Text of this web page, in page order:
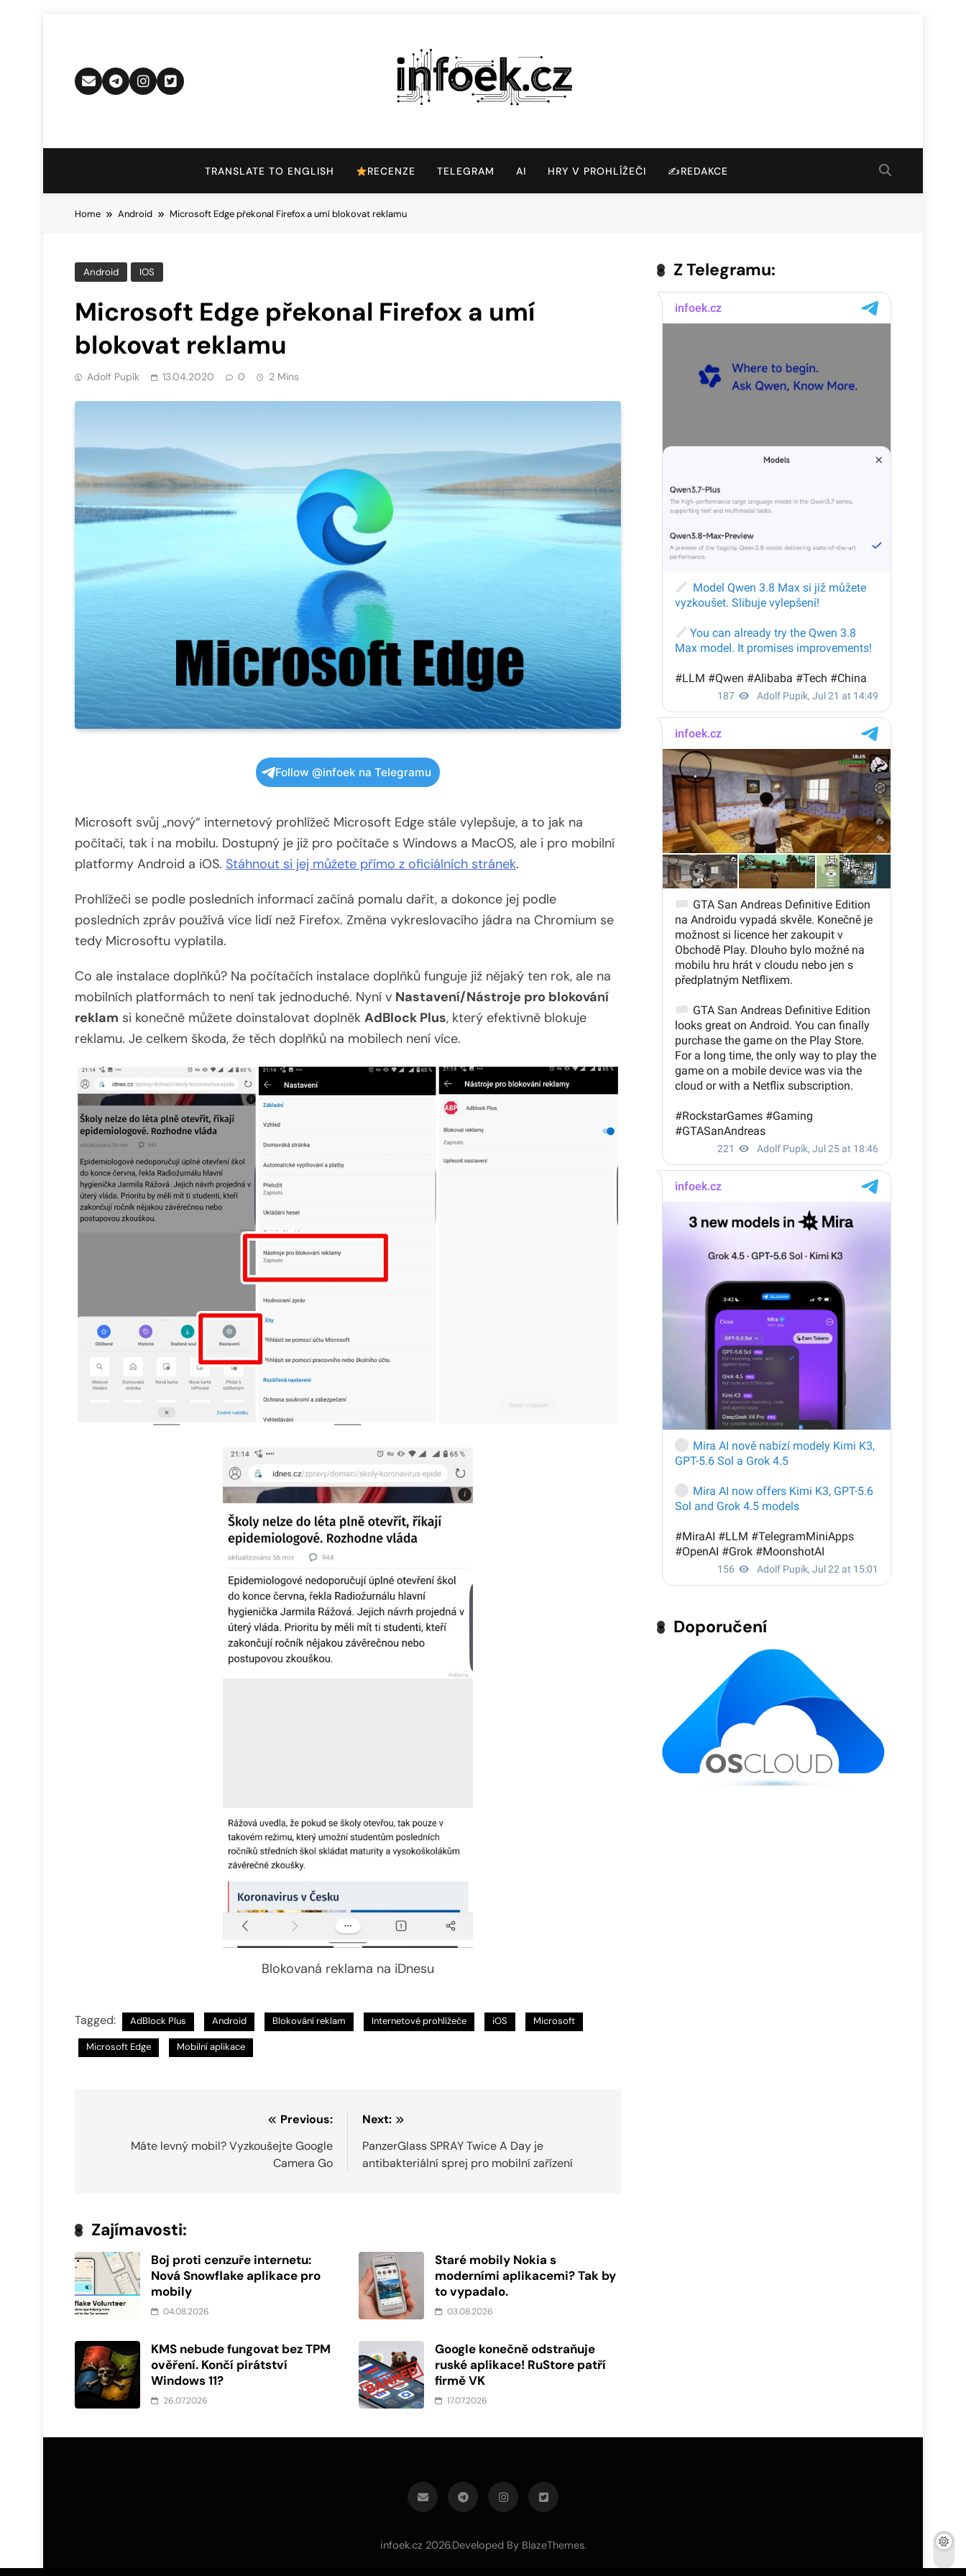
Infoek.cz
TRANSLATE TO ENGLISH RECENZE TELEGRAM AI HRY V PROHLÍŽEČI ✍️REDAKCE
Home Android Microsoft Edge překonal Firefox a umí blokovat reklamu
Android IOS
Microsoft Edge překonal Firefox a umí
blokovat reklamu
Adolf Pupík 13.04.2020 0 2 Mins
Follow @infoek na Telegramu
Microsoft svůj „nový“ internetový prohlížeč Microsoft Edge stále vylepšuje, a to jak na
počítači, tak i na mobilu. Dostupný je již pro počítače s Windows a MacOS, ale i pro mobilní
platformy Android a iOS. Stáhnout si jej můžete přímo z oficiálních stránek.
Prohlížeči se podle posledních informací začíná pomalu dařit, a dokonce jej podle
posledních zpráv používá více lidí než Firefox. Změna vykreslovacího jádra na Chromium se
tedy Microsoftu vyplatila.
Co ale instalace doplňků? Na počítačích instalace doplňků funguje již nějaký ten rok, ale na
mobilních platformách to není tak jednoduché. Nyní v Nastavení/Nástroje pro blokování
reklam si konečně můžete doinstalovat doplněk AdBlock Plus, který efektivně blokuje
reklamu. Je celkem škoda, že těch doplňků na mobilech není více.
Blokovaná reklama na iDnesu
Tagged: AdBlock Plus Android Blokování reklam Internetové prohlížeče iOS Microsoft
Microsoft Edge Mobilní aplikace
Previous:
Máte levný mobil? Vyzkoušejte Google
Camera Go
Next:
PanzerGlass SPRAY Twice A Day je
antibakteriální sprej pro mobilní zařízení
Zajímavosti:
Boj proti cenzuře internetu:
Nová Snowflake aplikace pro
mobily
04.08.2026
Staré mobily Nokia s
moderními aplikacemi? Tak by
to vypadalo.
03.08.2026
KMS nebude fungovat bez TPM
ověření. Končí pirátství
Windows 11?
26.07.2026
Google konečně odstraňuje
ruské aplikace! RuStore patří
firmě VK
17.07.2026
Z Telegramu:
Doporučení
infoek.cz 2026.Developed By BlazeThemes.